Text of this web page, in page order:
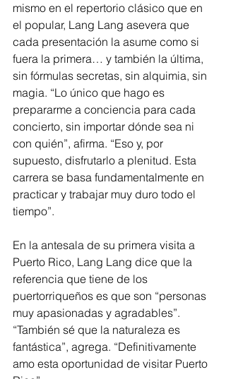
mismo en el repertorio clásico que en
el popular, Lang Lang asevera que
cada presentación la asume como si
fuera la primera… y también la última,
sin fórmulas secretas, sin alquimia, sin
magia. “Lo único que hago es
prepararme a conciencia para cada
concierto, sin importar dónde sea ni
con quién”, afirma. “Eso y, por
supuesto, disfrutarlo a plenitud. Esta
carrera se basa fundamentalmente en
practicar y trabajar muy duro todo el
tiempo”.
En la antesala de su primera visita a
Puerto Rico, Lang Lang dice que la
referencia que tiene de los
puertorriqueños es que son “personas
muy apasionadas y agradables”.
“También sé que la naturaleza es
fantástica”, agrega. “Definitivamente
amo esta oportunidad de visitar Puerto